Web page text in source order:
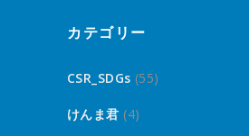
カテゴリー
CSR_SDGs (55)
けんま君 (4)